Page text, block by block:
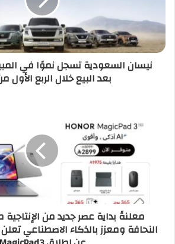
نيسان السعودية تسجل نموًا في
بعد البيع خلال الربع الأول من
معلنةً بداية عصر جديد من